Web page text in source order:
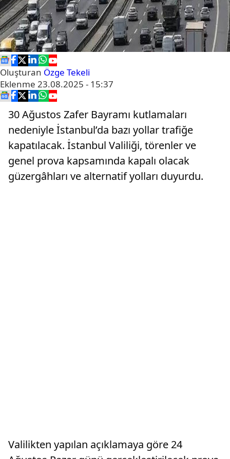
Oluşturan Özge Tekeli
Eklenme 23.08.2025 - 15:37
30 Ağustos Zafer Bayramı kutlamaları
nedeniyle İstanbul’da bazı yollar trafiğe
kapatılacak. İstanbul Valiliği, törenler ve
genel prova kapsamında kapalı olacak
güzergâhları ve alternatif yolları duyurdu.
Valilikten yapılan açıklamaya göre 24